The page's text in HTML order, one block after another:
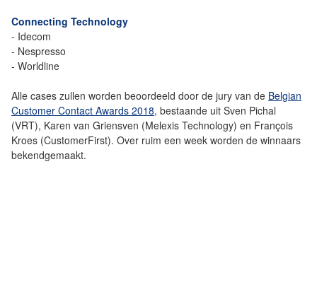
Connecting Technology
- Idecom
- Nespresso
- Worldline
Alle cases zullen worden beoordeeld door de jury van de Belgian
Customer Contact Awards 2018, bestaande uit Sven Pichal
(VRT), Karen van Griensven (Melexis Technology) en François
Kroes (CustomerFirst). Over ruim een week worden de winnaars
bekendgemaakt.